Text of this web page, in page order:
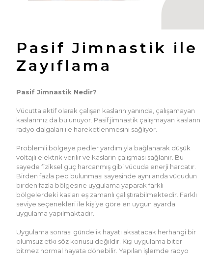
Pasif Jimnastik ile
Zayıflama
Pasif Jimnastik Nedir?
Vücutta aktif olarak çalışan kasların yanında, çalışamayan
kaslarımız da bulunuyor. Pasif jimnastik çalışmayan kasların
radyo dalgaları ile hareketlenmesini sağlıyor.
Problemli bölgeye pedler yardımıyla bağlanarak düşük
voltajlı elektrik verilir ve kasların çalışması sağlanır. Bu
sayede fiziksel güç harcanmış gibi vücuda enerji harcatır.
Birden fazla ped bulunması sayesinde aynı anda vücudun
birden fazla bölgesine uygulama yaparak farklı
bölgelerdeki kasları eş zamanlı çalıştırabilmektedir. Farklı
seviye seçenekleri ile kişiye göre en uygun ayarda
uygulama yapılmaktadır.
Uygulama sonrası gündelik hayatı aksatacak herhangi bir
olumsuz etki söz konusu değildir. Kişi uygulama biter
bitmez normal hayata dönebilir. Yapılan işlemde radyo